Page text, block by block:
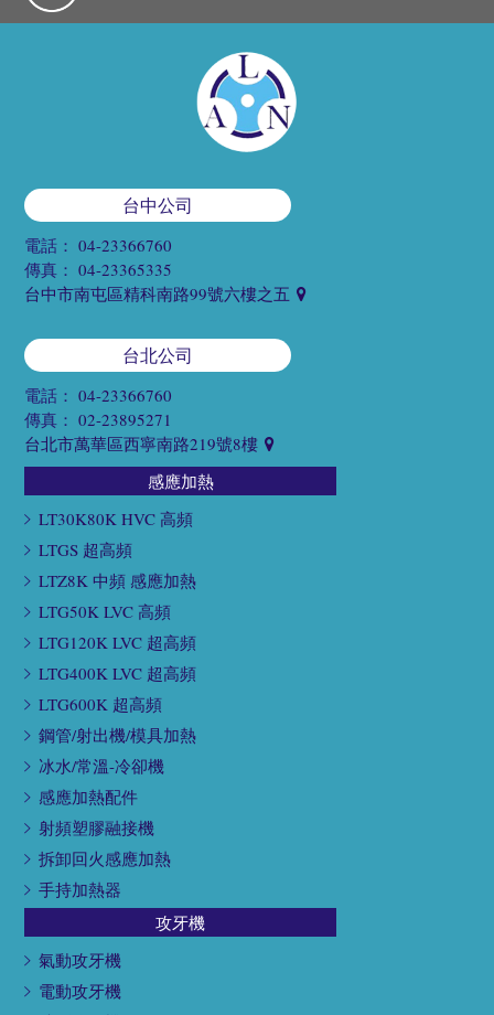
台中公司
電話：04-23366760
傳真：04-23365335
台中市南屯區精科南路99號六樓之五
台北公司
電話：04-23366760
傳真：02-23895271
台北市萬華區西寧南路219號8樓
感應加熱
LT30K80K HVC 高頻
LTGS 超高頻
LTZ8K 中頻 感應加熱
LTG50K LVC 高頻
LTG120K LVC 超高頻
LTG400K LVC 超高頻
LTG600K 超高頻
鋼管/射出機/模具加熱
冰水/常溫-冷卻機
感應加熱配件
射頻塑膠融接機
拆卸回火感應加熱
手持加熱器
攻牙機
氣動攻牙機
電動攻牙機